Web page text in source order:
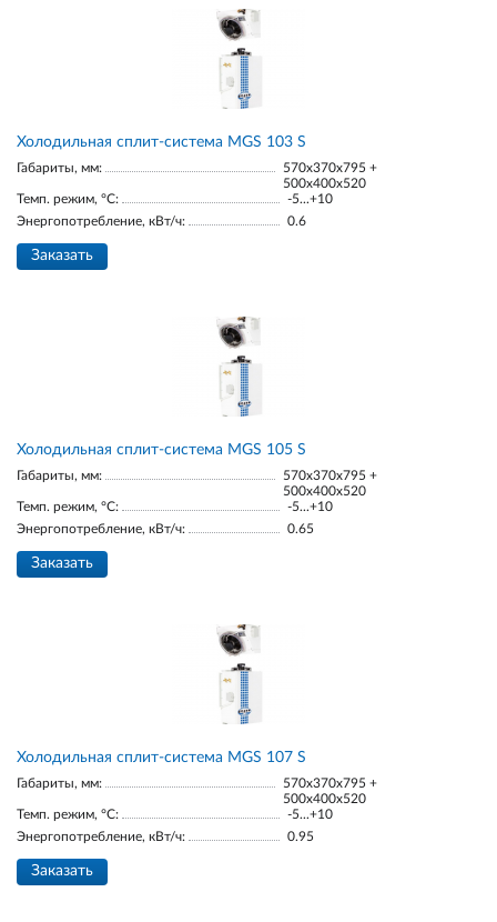
Холодильная сплит-система MGS 103 S
Габариты, мм:
570x370x795 +
500x400x520
Темп. режим, °С:
-5...+10
Энергопотребление, кВт/ч:
0.6
Заказать
Холодильная сплит-система MGS 105 S
Габариты, мм:
570x370x795 +
500x400x520
Темп. режим, °С:
-5...+10
Энергопотребление, кВт/ч:
0.65
Заказать
Холодильная сплит-система MGS 107 S
Габариты, мм:
570x370x795 +
500x400x520
Темп. режим, °С:
-5...+10
Энергопотребление, кВт/ч:
0.95
Заказать